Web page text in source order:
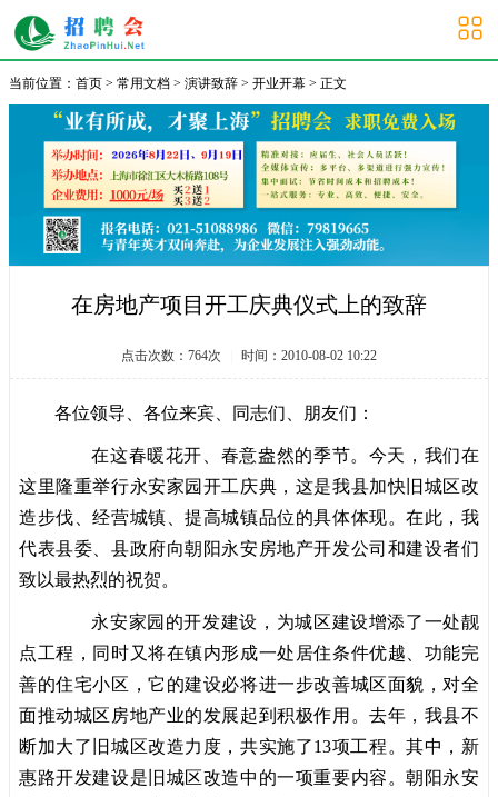
大学生招聘会
当前位置： 首页 > 常用文档 > 演讲致辞 > 开业开幕 > 正文
在房地产项目开工庆典仪式上的致辞
点击次数： 764次 时间：2010-08-02 10:22
各位领导、各位来宾、同志们、朋友们：
在这春暖花开、春意盎然的季节。今天，我们在
这里隆重举行永安家园开工庆典，这是我县加快旧城区改
造步伐、经营城镇、提高城镇品位的具体体现。在此，我
代表县委、县政府向朝阳永安房地产开发公司和建设者们
致以最热烈的祝贺。
永安家园的开发建设，为城区建设增添了一处靓
点工程，同时又将在镇内形成一处居住条件优越、功能完
善的住宅小区，它的建设必将进一步改善城区面貌，对全
面推动城区房地产业的发展起到积极作用。去年，我县不
断加大了旧城区改造力度，共实施了13项工程。其中，新
惠路开发建设是旧城区改造中的一项重要内容。朝阳永安